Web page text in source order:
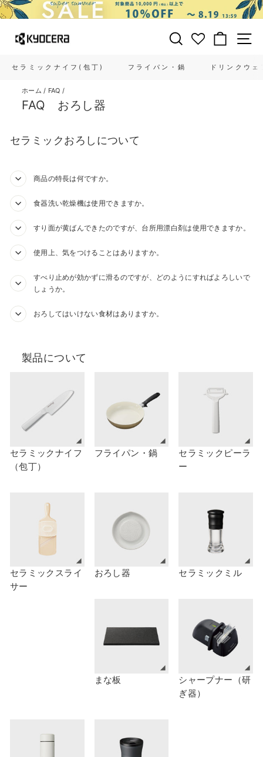
コ
ン
サイトを検索する
カート
セラミックナイフ(包丁) フライパン・鍋 ドリンクウェ
ホーム / FAQ /
FAQ おろし器
セラミックおろしについて
商品の特長は何ですか。
食器洗い乾燥機は使用できますか。
すり面が黄ばんできたのですが、台所用漂白剤は使用できますか。
使用上、気をつけることはありますか。
すべり止めが効かずに滑るのですが、どのようにすればよろしいで
しょうか。
おろしてはいけない食材はありますか。
製品について
セラミックナイフ
（包丁）
フライパン・鍋
セラミックピーラ
ー
セラミックスライ
サー
おろし器 セラミックミル
まな板
シャープナー（研
ぎ器）